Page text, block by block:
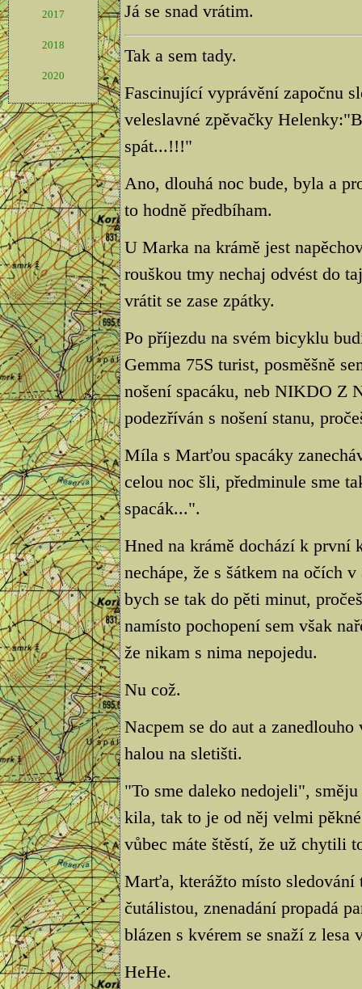
2017
2018
2020
Já se snad vrátim.
Tak a sem tady.
Fascinující vyprávění započnu
veleslavné zpěvačky
spát...!!!"
Ano, dlouhá noc bude, byla a
to hodně předbíham.
U Marka na krámě jest
rouškou tmy nechaj odvést do
vrátit se zase zpátky.
Po příjezdu na svém bicyklu
Gemma 75S turist, posměšně
nošení spacáku, neb NIKDO Z
podezříván s nošení stanu,
Míla s Marťou spacáky
celou noc šli, předminule sme
spacák...".
Hned na krámě dochází k první
nechápe, že s šátkem na očích
bych se tak do pěti minut,
namísto pochopení sem však
že nikam s nima nepojedu.
Nu což.
Nacpem se do aut a
halou na sletišti.
"To sme daleko nedojeli",
kila, tak to je od něj velmi
vůbec máte štěstí, že už chytili
Marťa, kterážto místo
čutálistou, znenadání propadá
blázen s kvérem se snaží z lesa
HeHe.